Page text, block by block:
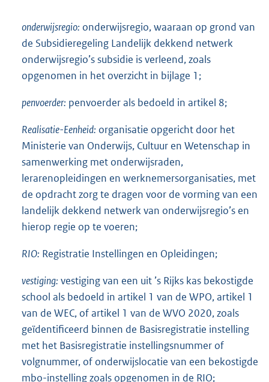
onderwijsregio: onderwijsregio, waaraan op grond van
de Subsidieregeling Landelijk dekkend netwerk
onderwijsregio’s subsidie is verleend, zoals
opgenomen in het overzicht in bijlage 1;
penvoerder: penvoerder als bedoeld in artikel 8;
Realisatie-Eenheid: organisatie opgericht door het
Ministerie van Onderwijs, Cultuur en Wetenschap in
samenwerking met onderwijsraden,
lerarenopleidingen en werknemersorganisaties, met
de opdracht zorg te dragen voor de vorming van een
landelijk dekkend netwerk van onderwijsregio’s en
hierop regie op te voeren;
RIO: Registratie Instellingen en Opleidingen;
vestiging: vestiging van een uit ’s Rijks kas bekostigde
school als bedoeld in artikel 1 van de WPO, artikel 1
van de WEC, of artikel 1 van de WVO 2020, zoals
geïdentificeerd binnen de Basisregistratie instelling
met het Basisregistratie instellingsnummer of
volgnummer, of onderwijslocatie van een bekostigde
mbo-instelling zoals opgenomen in de RIO;